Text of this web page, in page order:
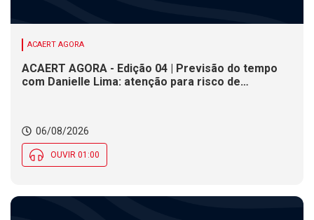
ACAERT AGORA
ACAERT AGORA - Edição 04 | Previsão do tempo
com Danielle Lima: atenção para risco de
06/08/2026
OUVIR 01:00